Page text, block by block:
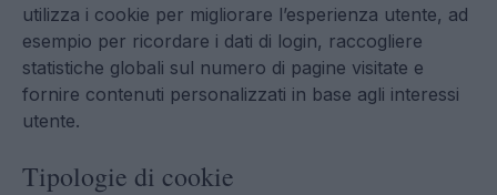
utilizza i cookie per migliorare l’esperienza utente, ad
esempio per ricordare i dati di login, raccogliere
statistiche globali sul numero di pagine visitate e
fornire contenuti personalizzati in base agli interessi
utente.
Tipologie di cookie